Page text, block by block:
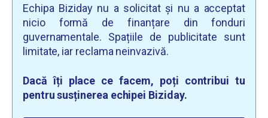
Echipa Biziday nu a solicitat și nu a acceptat
nicio formă de finanțare din fonduri
guvernamentale. Spațiile de publicitate sunt
limitate, iar reclama neinvazivă.
Dacă îți place ce facem, poți contribui tu
pentru susținerea echipei Biziday.